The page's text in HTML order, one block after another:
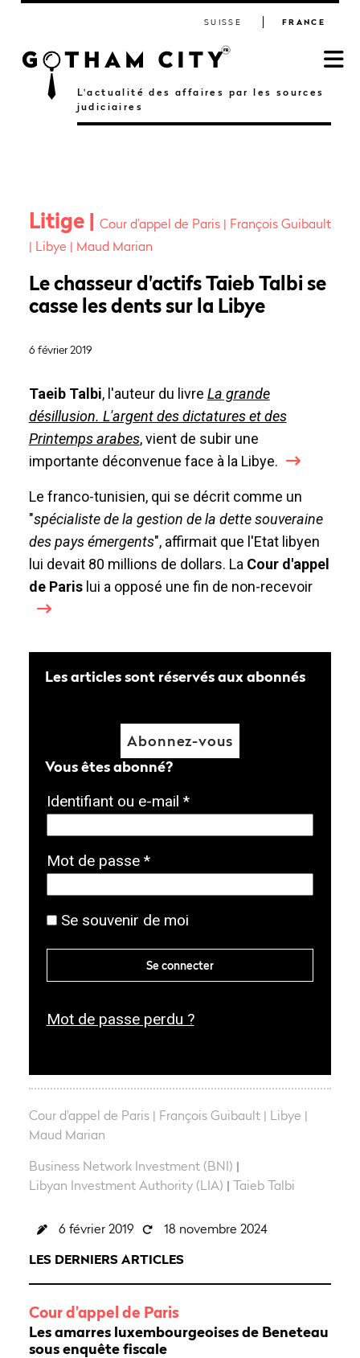
L'actualité des affaires par les sources
judiciaires
SUISSE FRANCE
Litige Cour d'appel de Paris
François Guibault
Libye
Maud Marian
Le chasseur d'actifs Taieb Talbi se
casse les dents sur la Libye
6 février 2019
Taeib Talbi, l'auteur du livre La grande
désillusion. L'argent des dictatures et des
Printemps arabes, vient de subir une
importante déconvenue face à la Libye.
Le franco-tunisien, qui se décrit comme un
"spécialiste de la gestion de la dette souveraine
des pays émergents", affirmait que l'Etat libyen
lui devait 80 millions de dollars. La Cour d'appel
de Parislui a opposé une fin de non-recevoir
Les articles sont réservés aux abonnés
Abonnez-vous
Vous êtes abonné?
Identifiant ou e-mail *O
i
g
t
o
r
Mot de passe *O
g
a
o
r
Se souvenir de moi
Se connecter
Mot de passe perdu ?
Cour d'appel de Paris François Guibault
Libye
Maud Marian
Business Network Investment (BNI) |
Libyan Investment Authority (LIA) | Taieb Talbi
6 février 2019
18 novembre 2024
LES DERNIERS ARTICLES
Cour d'appel de Paris
Les amarres luxembourgeoises de Beneteau
sous enquête fiscale